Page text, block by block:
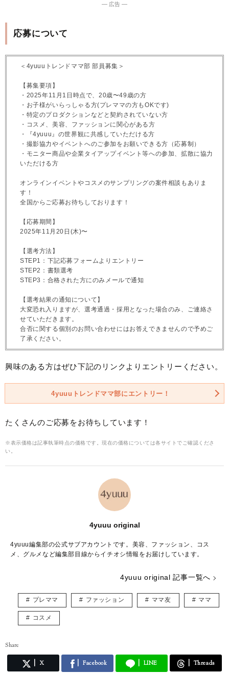
― 広告 ―
応募について
＜4yuuuトレンドママ部 部員募集＞
【募集要項】
・2025年11月1日時点で、20歳〜49歳の方
・お子様がいらっしゃる方(プレママの方もOKです)
・特定のプロダクションなどと契約されていない方
・コスメ、美容、ファッションに関心がある方
・『4yuuu』の世界観に共感していただける方
・撮影協力やイベントへのご参加をお願いできる方（応募制）
・モニター商品や企業タイアップイベント等への参加、拡散に協力
いただける方
オンラインイベントやコスメのサンプリングの案件相談もありま
す！
全国からご応募お待ちしております！
【応募期間】
2025年11月20日(木)〜
【選考方法】
STEP1：下記応募フォームよりエントリー
STEP2：書類選考
STEP3：合格された方にのみメールで通知
【選考結果の通知について】
大変恐れ入りますが、選考通過・採用となった場合のみ、ご連絡さ
せていただきます。
合否に関する個別のお問い合わせにはお答えできませんので予めご
了承ください。
興味のある方はぜひ下記のリンクよりエントリーください。
4yuuuトレンドママ部にエントリー！
たくさんのご応募をお待ちしています！
※表示価格は記事執筆時点の価格です。現在の価格については各サイトでご確認くださ
い。
4yuuu original
4yuuu編集部の公式サブアカウントです。美容、ファッション、コス
メ、グルメなど編集部目線からイチオシ情報をお届けしています。
4yuuu original 記事一覧へ
プレママ ファッション ママ友 ママ
コスメ
Share
X Facebook LINE Threads